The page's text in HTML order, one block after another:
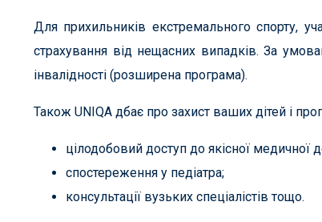
Для прихильників екстремального спорту,
страхування від нещасних випадків. За
інвалідності (розширена програма).
Також UNIQA дбає про захист ваших дітей і
цілодобовий доступ до якісної медичної
спостереження у педіатра;
консультації вузьких спеціалістів тощо.